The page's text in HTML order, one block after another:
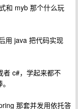
和 myb 那个什么玩
用 java 把代码实现
者 c#，学起来都不
那套并发用依托答